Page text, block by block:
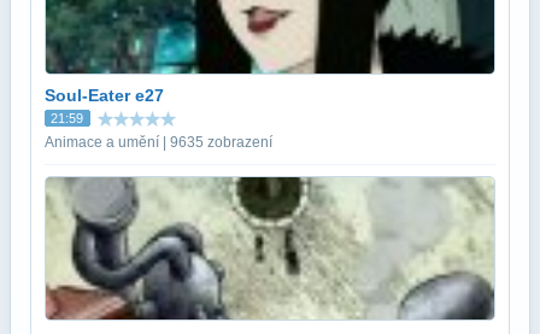
Soul-Eater e27
21:59
Animace a umění | 9635 zobrazení